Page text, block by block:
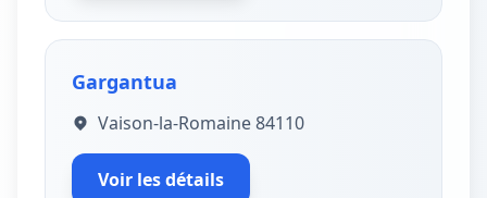
Gargantua
Vaison-la-Romaine 84110
Voir les détails